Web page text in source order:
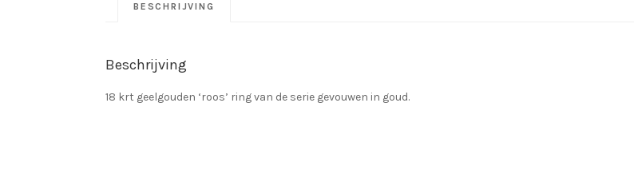
BESCHRIJVING
Beschrijving
18 krt geelgouden ‘roos’ ring van de serie gevouwen in goud.